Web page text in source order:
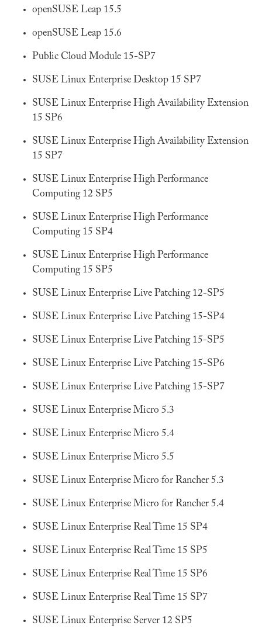
openSUSE Leap 15.5
openSUSE Leap 15.6
Public Cloud Module 15-SP7
SUSE Linux Enterprise Desktop 15 SP7
SUSE Linux Enterprise High Availability Extension
15 SP6
SUSE Linux Enterprise High Availability Extension
15 SP7
SUSE Linux Enterprise High Performance
Computing 12 SP5
SUSE Linux Enterprise High Performance
Computing 15 SP4
SUSE Linux Enterprise High Performance
Computing 15 SP5
SUSE Linux Enterprise Live Patching 12-SP5
SUSE Linux Enterprise Live Patching 15-SP4
SUSE Linux Enterprise Live Patching 15-SP5
SUSE Linux Enterprise Live Patching 15-SP6
SUSE Linux Enterprise Live Patching 15-SP7
SUSE Linux Enterprise Micro 5.3
SUSE Linux Enterprise Micro 5.4
SUSE Linux Enterprise Micro 5.5
SUSE Linux Enterprise Micro for Rancher 5.3
SUSE Linux Enterprise Micro for Rancher 5.4
SUSE Linux Enterprise Real Time 15 SP4
SUSE Linux Enterprise Real Time 15 SP5
SUSE Linux Enterprise Real Time 15 SP6
SUSE Linux Enterprise Real Time 15 SP7
SUSE Linux Enterprise Server 12 SP5